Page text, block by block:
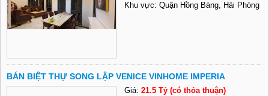
Khu vực: Quận Hồng Bàng, Hải Phòng
BÁN BIỆT THỰ SONG LẬP VENICE VINHOME IMPERIA
Giá: 21.5 Tỷ (có thỏa thuận)